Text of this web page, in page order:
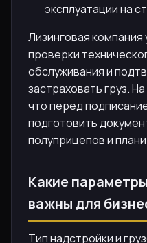
эксплуатации на
Лизинговая компания
проверки
обслуживания и
застраховать груз.
что перед
подготовить
полуприцепов и
Какие
важны для
Тип надстройки и